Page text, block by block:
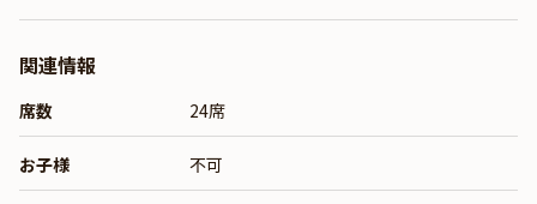
関連情報
席数 24席
お子様 不可